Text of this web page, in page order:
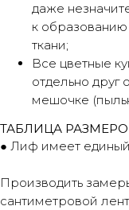
даже
к
ткани;
Все цветные
отдельно друг
мешочке
ТАБЛИЦА
● Лиф имеет
Производить
сантиметровой